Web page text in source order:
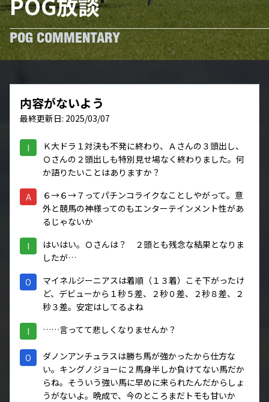
POG COMMENTARY
内容がないよう
最終更新日: 2025/03/07
I
Ｋ大ドラ１対決も不発に終わり、Ａさんの３頭出し、
Ｏさんの２頭出しも特別見せ場なく終わりました。何
か語りたいことはありますか？
A
６→６→７ってパチンコライクなことしやがって。意
外と競馬の神様ってのもエンターテインメント性があ
るじゃないか
I
はいはい。Ｏさんは？ ２頭とも残念な結果となりま
したが…
O
マイネルジーニアスは着順（１３着）こそ下がったけ
ど、デビューから１秒５差、２秒０差、２秒８差、２
秒３差。安定はしてるよね
I ……言ってて悲しくなりませんか？
O
ダノンアンチュラスは勝ち馬が強かったから仕方な
い。キングノジョーに２馬身半しか負けてない馬だか
らね。そういう強い馬に早めに来られたんだからしょ
うがないよ。晩成で、今のところまだトモも甘いか